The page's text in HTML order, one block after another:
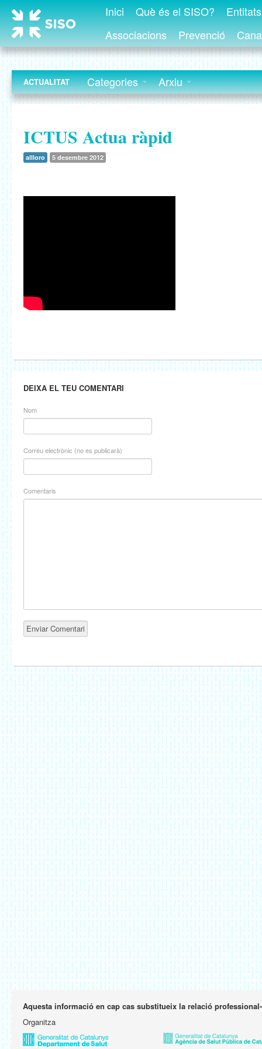
Inici Què és el SISO?
Associacions
Prevenció
ACTUALITAT Categories Arxiu
ICTUS Actua ràpid
allloro 5 desembre 2012
DEIXA EL TEU COMENTARI
Nom
Correu electrònic (no es publicarà)
Comentaris
Aquesta informació en cap cas substitueix la relació
Organitza